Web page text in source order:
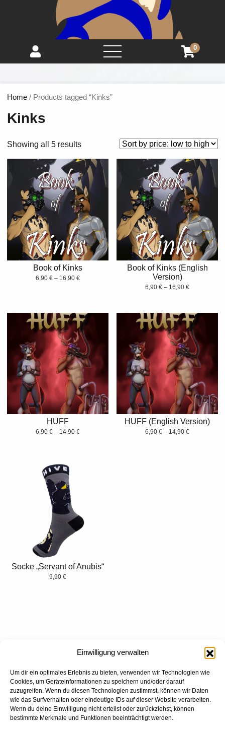
Einwilligung verwalten
Um dir ein optimales Erlebnis zu bieten, verwenden wir Technologien wie
Cookies, um Geräteinformationen zu speichern und/oder darauf
zuzugreifen. Wenn du diesen Technologien zustimmst, können wir Daten
wie das Surfverhalten oder eindeutige IDs auf dieser Website verarbeiten.
Wenn du deine Einwilligung nicht erteilst oder zurückziehst, können
bestimmte Merkmale und Funktionen beeinträchtigt werden.
open
menu
0
Home / Products tagged “Kinks”
Kinks
Showing all 5 results
Book of Kinks
6,90 €– 16,90 €
Book of Kinks (English
Version)
6,90€ – 16,90€
HUFF
6,90 €– 14,90 €
HUFF (English Version)
6,90€ – 14,90€
Socke „Servant of Anubis“
9,90 €